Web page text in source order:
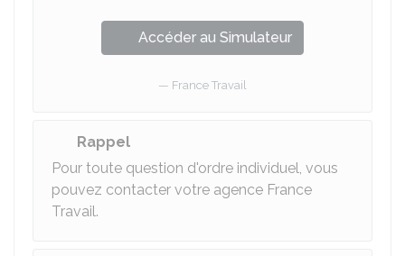
Accéder au Simulateur
France Travail
Rappel
Pour toute question d'ordre individuel, vous
pouvez contacter votre agence France
Travail.